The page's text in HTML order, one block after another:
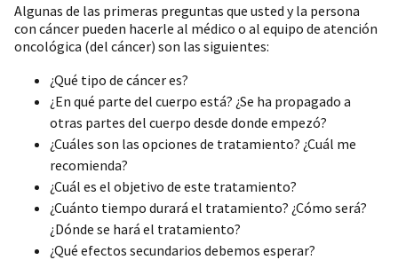
Algunas de las primeras preguntas que usted y la persona
con cáncer pueden hacerle al médico o al equipo de atención
oncológica (del cáncer) son las siguientes:
¿Qué tipo de cáncer es?
¿En qué parte del cuerpo está? ¿Se ha propagado a
otras partes del cuerpo desde donde empezó?
¿Cuáles son las opciones de tratamiento? ¿Cuál me
recomienda?
¿Cuál es el objetivo de este tratamiento?
¿Cuánto tiempo durará el tratamiento? ¿Cómo será?
¿Dónde se hará el tratamiento?
¿Qué efectos secundarios debemos esperar?